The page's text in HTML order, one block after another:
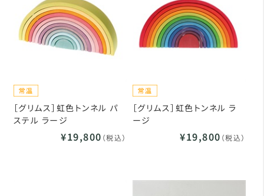
［グリムス］虹色トンネル パ
ステル ラージ
¥19,800 （税込）
［グリムス］虹色トンネル ラ
ージ
¥19,800 （税込）